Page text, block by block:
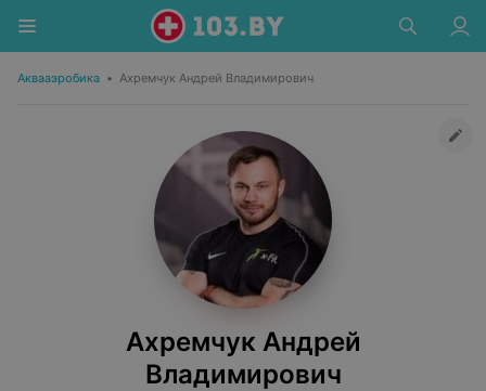
Аквааэробика • Ахремчук Андрей Владимирович
Ахремчук Андрей
Владимирович